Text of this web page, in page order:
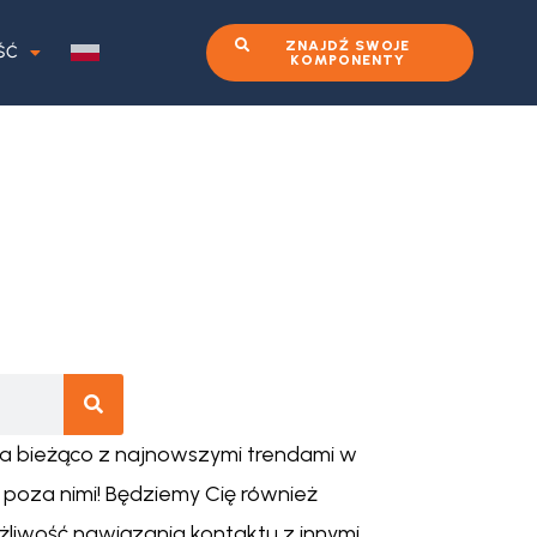
ZNAJDŹ SWOJE
KOMPONENTY
bieżąco z najnowszymi trendami w
nimi! Będziemy Cię również